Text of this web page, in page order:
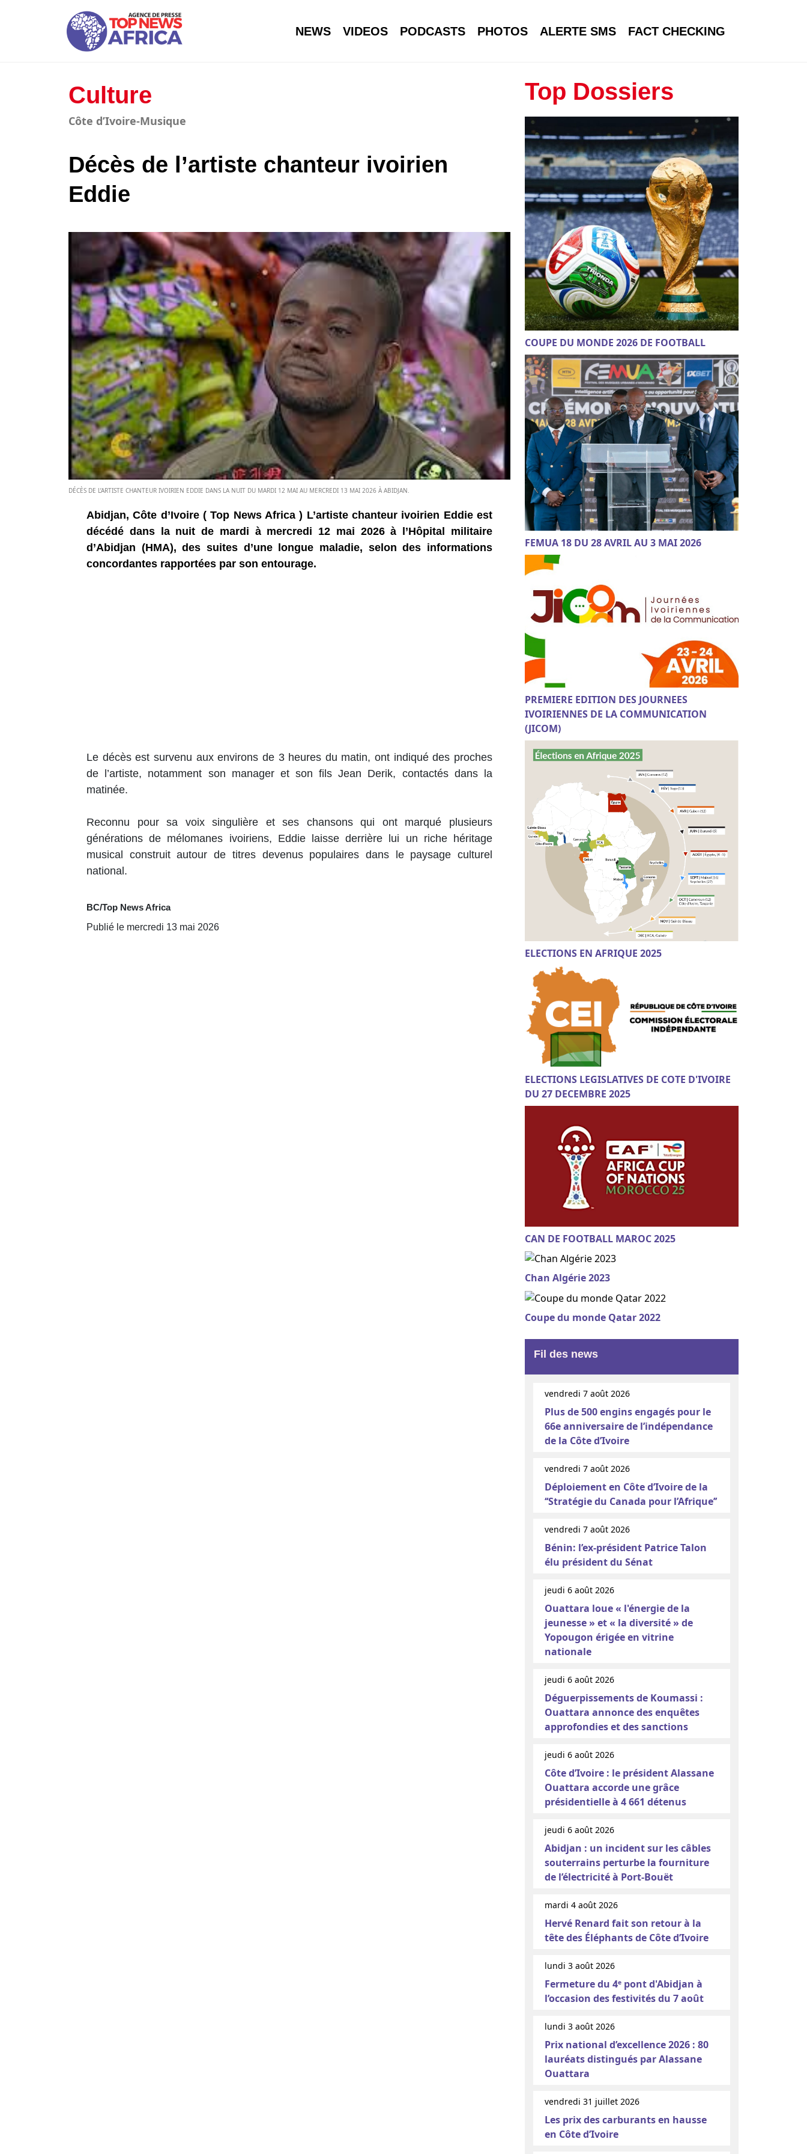
NEWS VIDEOS PODCASTS PHOTOS ALERTE SMS FACT CHECKING
Culture
Côte d’Ivoire-Musique
Décès de l’artiste chanteur ivoirien
Eddie
DÉCÈS DE L’ARTISTE CHANTEUR IVOIRIEN EDDIE DANS LA NUIT DU MARDI 12 MAI AU MERCREDI 13 MAI 2026 À ABIDJAN.
Abidjan, Côte d’Ivoire ( Top News Africa ) L’artiste chanteur ivoirien Eddie est
décédé dans la nuit de mardi à mercredi 12 mai 2026 à l’Hôpital militaire
d’Abidjan (HMA), des suites d’une longue maladie, selon des informations
concordantes rapportées par son entourage.
Le décès est survenu aux environs de 3 heures du matin, ont indiqué des proches
de l’artiste, notamment son manager et son fils Jean Derik, contactés dans la
matinée.
Reconnu pour sa voix singulière et ses chansons qui ont marqué plusieurs
générations de mélomanes ivoiriens, Eddie laisse derrière lui un riche héritage
musical construit autour de titres devenus populaires dans le paysage culturel
national.
BC/Top News Africa
Publié le mercredi 13 mai 2026
Top Dossiers
COUPE DU MONDE 2026 DE FOOTBALL
FEMUA 18 DU 28 AVRIL AU 3 MAI 2026
PREMIERE EDITION DES JOURNEES
IVOIRIENNES DE LA COMMUNICATION
(JICOM)
ELECTIONS EN AFRIQUE 2025
ELECTIONS LEGISLATIVES DE COTE D'IVOIRE
DU 27 DECEMBRE 2025
CAN DE FOOTBALL MAROC 2025
Chan Algérie 2023
Coupe du monde Qatar 2022
Fil des news
vendredi 7 août 2026
Plus de 500 engins engagés pour le
66e anniversaire de l’indépendance
de la Côte d’Ivoire
vendredi 7 août 2026
Déploiement en Côte d’Ivoire de la
‘‘Stratégie du Canada pour l’Afrique’’
vendredi 7 août 2026
Bénin: l’ex-président Patrice Talon
élu président du Sénat
jeudi 6 août 2026
Ouattara loue « l'énergie de la
jeunesse » et « la diversité » de
Yopougon érigée en vitrine
nationale
jeudi 6 août 2026
Déguerpissements de Koumassi :
Ouattara annonce des enquêtes
approfondies et des sanctions
jeudi 6 août 2026
Côte d’Ivoire : le président Alassane
Ouattara accorde une grâce
présidentielle à 4 661 détenus
jeudi 6 août 2026
Abidjan : un incident sur les câbles
souterrains perturbe la fourniture
de l’électricité à Port-Bouët
mardi 4 août 2026
Hervé Renard fait son retour à la
tête des Éléphants de Côte d’Ivoire
lundi 3 août 2026
Fermeture du 4ᵉ pont d'Abidjan à
l’occasion des festivités du 7 août
lundi 3 août 2026
Prix national d’excellence 2026 : 80
lauréats distingués par Alassane
Ouattara
vendredi 31 juillet 2026
Les prix des carburants en hausse
en Côte d’Ivoire